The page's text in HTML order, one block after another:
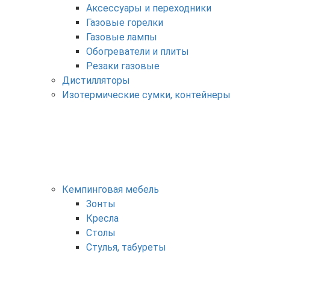
Аксессуары и переходники
Газовые горелки
Газовые лампы
Обогреватели и плиты
Резаки газовые
Дистилляторы
Изотермические сумки, контейнеры
Кемпинговая мебель
Зонты
Кресла
Столы
Стулья, табуреты